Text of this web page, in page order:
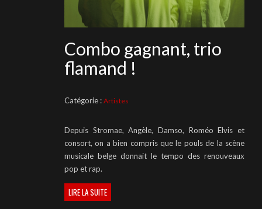
Combo gagnant, trio
flamand !
Catégorie : Artistes
Depuis Stromae, Angèle, Damso, Roméo Elvis et
consort, on a bien compris que le pouls de la scène
musicale belge donnait le tempo des renouveaux
pop et rap.
LIRE LA SUITE